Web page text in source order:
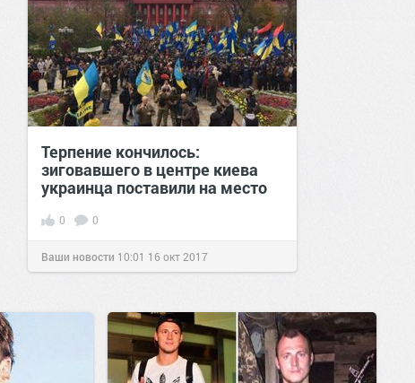
Терпение кончилось:
зиговавшего в центре киева
украинца поставили на место
0 0
Ваши новости 10:01 16 окт 2017